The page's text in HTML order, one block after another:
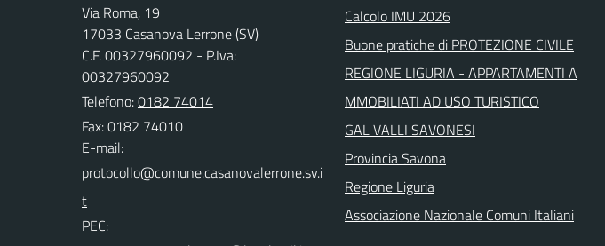
Via Roma, 19
17033 Casanova Lerrone (SV)
C.F. 00327960092 - P.Iva:
00327960092
Telefono:0182 74014
Fax: 0182 74010
E-mail:
PEC:
Calcolo IMU 2026
Buone pratiche di PROTEZIONE CIVILE
REGIONE LIGURIA - APPARTAMENTI A
MMOBILIATI AD USO TURISTICO
GAL VALLI SAVONESI
Provincia Savona
Regione Liguria
Associazione Nazionale Comuni Italiani